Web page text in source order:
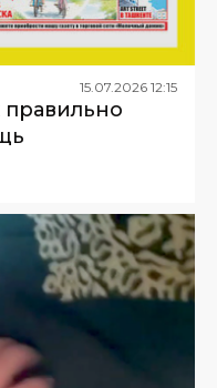
15 07 2026 12:15